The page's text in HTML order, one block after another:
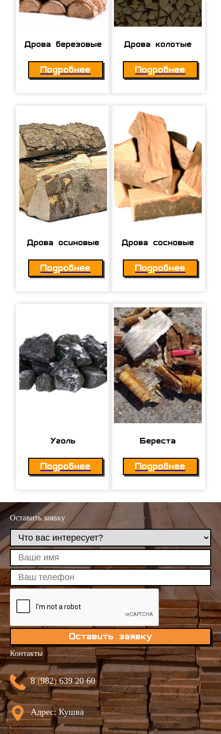
Юлия Медведева
Здравствуйте! Готова помочь
вам. Напишите мне, если у
Дрова березовые
Подробнее
Дрова колотые
Подробнее
Дрова осиновые
Подробнее
Дрова сосновые
Подробнее
Уголь
Подробнее
Береста
Подробнее
Оставить заявку
Оставить заявку
Контакты
8(982)639 20 60
Адрес: Кушва